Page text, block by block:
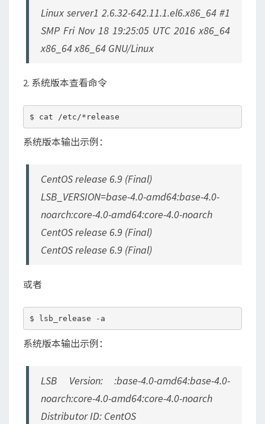
Linux server1 2.6.32-642.11.1.el6.x86_64 #1
SMP Fri Nov 18 19:25:05 UTC 2016 x86_64
x86_64 x86_64 GNU/Linux
2. 系统版本查看命令
系统版本输出示例：
CentOS release 6.9 (Final)
LSB_VERSION=base-4.0-amd64:base-4.0-
noarch:core-4.0-amd64:core-4.0-noarch
CentOS release 6.9 (Final)
CentOS release 6.9 (Final)
或者
系统版本输出示例：
LSB Version: :base-4.0-amd64:base-4.0-
noarch:core-4.0-amd64:core-4.0-noarch
Distributor ID: CentOS